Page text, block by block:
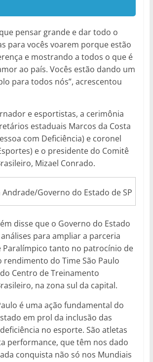
pensar grande e dar todo o
para vocês voarem porque estão
e mostrando a todos o que é
ao país. Vocês estão dando um
para todos nós”, acrescentou
e esportistas, a cerimônia
estaduais Marcos da Costa
com Deficiência) e coronel
e o presidente do Comitê
Mizael Conrado.
Governo do Estado de SP
disse que o Governo do Estado
para ampliar a parceria
Paralímpico tanto no patrocínio de
rendimento do Time São Paulo
Centro de Treinamento
na zona sul da capital.
é uma ação fundamental do
em prol da inclusão das
no esporte. São atletas
performance, que têm nos dado
conquista não só nos Mundiais